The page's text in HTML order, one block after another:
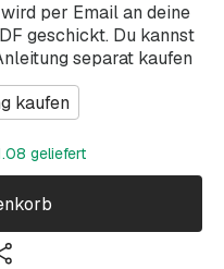
per Email an deine
geschickt. Du kannst
separat kaufen
kaufen
geliefert